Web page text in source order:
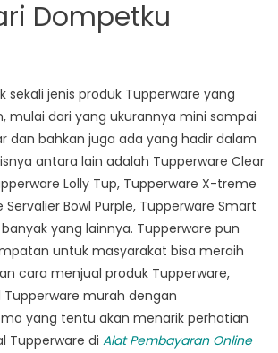
Dompetku
sekali jenis produk Tupperware yang
mulai dari yang ukurannya mini sampai
dan bahkan juga ada yang hadir dalam
antara lain adalah Tupperware Clear
Lolly Tup, Tupperware X-treme
Bowl Purple, Tupperware Smart
yang lainnya. Tupperware pun
untuk masyarakat bisa meraih
cara menjual produk Tupperware,
murah dengan
yang tentu akan menarik perhatian
Tupperware di Alat Pembayaran Online